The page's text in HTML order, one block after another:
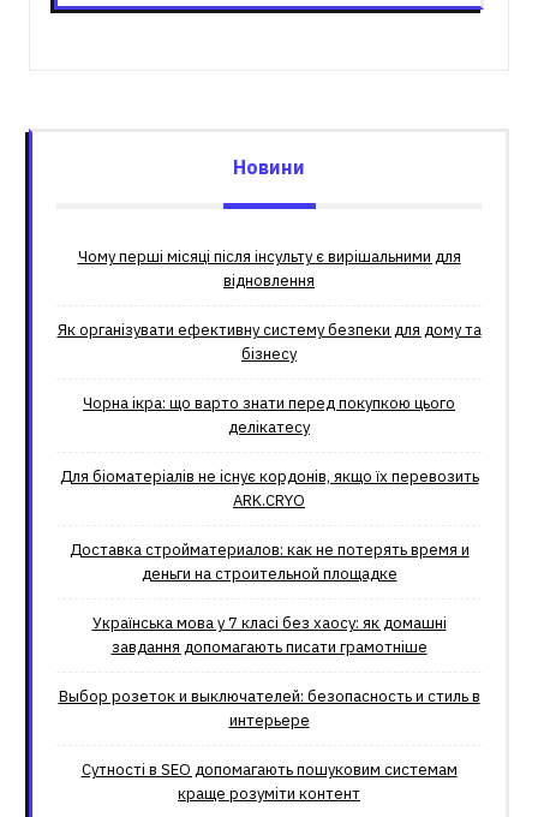
Новини
Чому перші місяці після інсульту є вирішальними для
відновлення
Як організувати ефективну систему безпеки для дому та
бізнесу
Чорна ікра: що варто знати перед покупкою цього
делікатесу
Для біоматеріалів не існує кордонів, якщо їх перевозить
ARK.CRYO
Доставка стройматериалов: как не потерять время и
деньги на строительной площадке
Українська мова у 7 класі без хаосу: як домашні
завдання допомагають писати грамотніше
Выбор розеток и выключателей: безопасность и стиль в
интерьере
Сутності в SEO допомагають пошуковим системам
краще розуміти контент